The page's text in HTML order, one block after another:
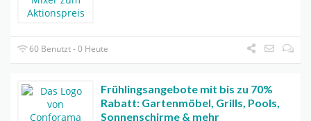
60 Benutzt - 0 Heute
Frühlingsangebote mit bis zu 70%
Rabatt: Gartenmöbel, Grills, Pools,
Sonnenschirme & mehr